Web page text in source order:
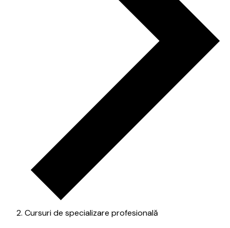
Cursuri de specializare profesională